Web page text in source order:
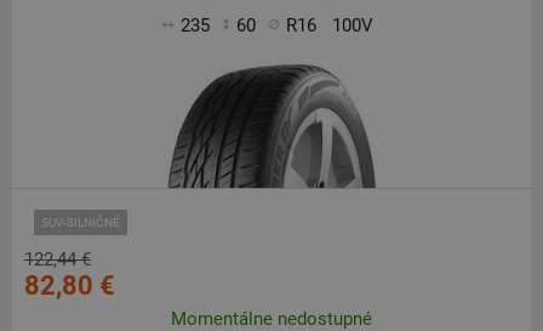
235 60 R16 100V
SUV-SILNIČNÉ
122,44 €
82,80 €
Momentálne nedostupné